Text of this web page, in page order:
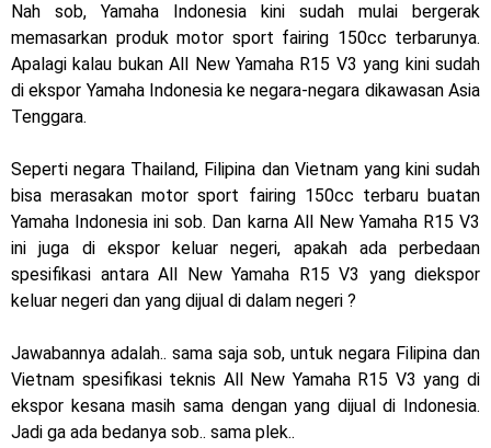
perkenalkan Aerox Alpha 155 Turbo !
Yamaha Nmax Turbo 155 sudah lahir, Aerox Turbo hanya
Honda Indonesia resmi jual New CBR 1000RR-R Fireblade
2025, harganya mantap !
Dukung MotoGP Mandalika 2024, AHM serahkan 10 unit
motor listrik EM1 e
Sudah pakai winglet Karbon, Yamaha resmi merilis YZF-R1
dan YZF-R1M model 2025 !
Nah sob, Yamaha Indonesia kini sudah mulai bergerak
memasarkan produk motor sport fairing 150cc terbarunya.
Apalagi kalau bukan All New Yamaha R15 V3 yang kini sudah
di ekspor Yamaha Indonesia ke negara-negara dikawasan Asia
Tenggara.
Seperti negara Thailand, Filipina dan Vietnam yang kini sudah
bisa merasakan motor sport fairing 150cc terbaru buatan
Yamaha Indonesia ini sob. Dan karna All New Yamaha R15 V3
ini juga di ekspor keluar negeri, apakah ada perbedaan
spesifikasi antara All New Yamaha R15 V3 yang diekspor
keluar negeri dan yang dijual di dalam negeri ?
Jawabannya adalah.. sama saja sob, untuk negara Filipina dan
Vietnam spesifikasi teknis All New Yamaha R15 V3 yang di
ekspor kesana masih sama dengan yang dijual di Indonesia.
Jadi ga ada bedanya sob.. sama plek..